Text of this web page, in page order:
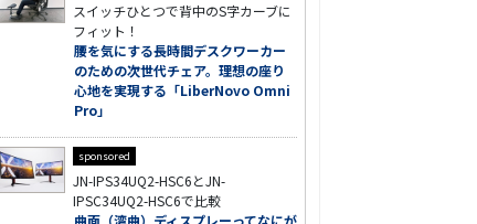
スイッチひとつで背中のS字カーブに
フィット！
腰を気にする長時間デスクワーカー
のための次世代チェア。理想の座り
心地を実現する「LiberNovo Omni
Pro」
sponsored
JN-IPS34UQ2-HSC6とJN-
IPSC34UQ2-HSC6で比較
曲面（湾曲）ディスプレーってなにが